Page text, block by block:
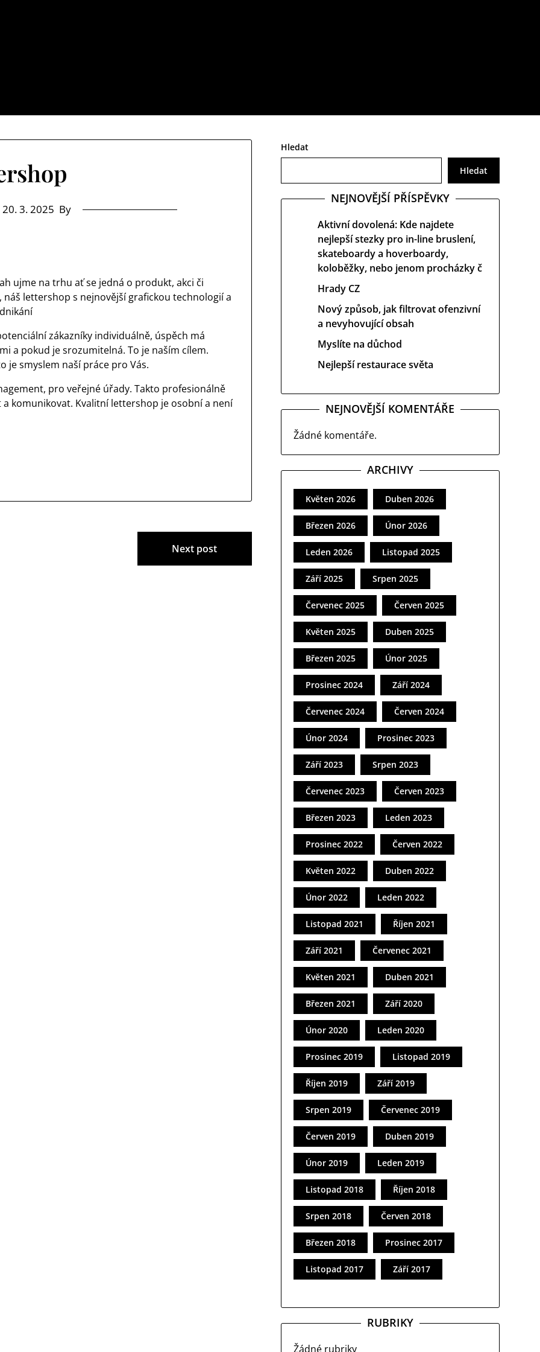
20. 3. 2025 By
ujme na trhu ať se jedná o produkt, akci či
lettershop s nejnovější grafickou technologií a
zákazníky individuálně, úspěch má
a pokud je srozumitelná. To je naším cílem.
je smyslem naší práce pro Vás.
pro veřejné úřady. Takto profesionálně
komunikovat. Kvalitní lettershop je osobní a není
Next post
Hledat
Hledat
NEJNOVĚJŠÍ PŘÍSPĚVKY
Aktivní dovolená: Kde najdete
nejlepší stezky pro in-line bruslení,
skateboardy a hoverboardy,
koloběžky, nebo jenom procházky č
Hrady CZ
Nový způsob, jak filtrovat ofenzivní
a nevyhovující obsah
Myslíte na důchod
Nejlepší restaurace světa
NEJNOVĚJŠÍ KOMENTÁŘE
Žádné komentáře.
ARCHIVY
Květen 2026 Duben 2026
Březen 2026 Únor 2026
Leden 2026 Listopad 2025
Září 2025 Srpen 2025
Červenec 2025 Červen 2025
Květen 2025 Duben 2025
Březen 2025 Únor 2025
Prosinec 2024 Září 2024
Červenec 2024 Červen 2024
Únor 2024 Prosinec 2023
Září 2023 Srpen 2023
Červenec 2023 Červen 2023
Březen 2023 Leden 2023
Prosinec 2022 Červen 2022
Květen 2022 Duben 2022
Únor 2022 Leden 2022
Listopad 2021 Říjen 2021
Září 2021 Červenec 2021
Květen 2021 Duben 2021
Březen 2021 Září 2020
Únor 2020 Leden 2020
Prosinec 2019 Listopad 2019
Říjen 2019 Září 2019
Srpen 2019 Červenec 2019
Červen 2019 Duben 2019
Únor 2019 Leden 2019
Listopad 2018 Říjen 2018
Srpen 2018 Červen 2018
Březen 2018 Prosinec 2017
Listopad 2017 Září 2017
RUBRIKY
Žádné rubriky